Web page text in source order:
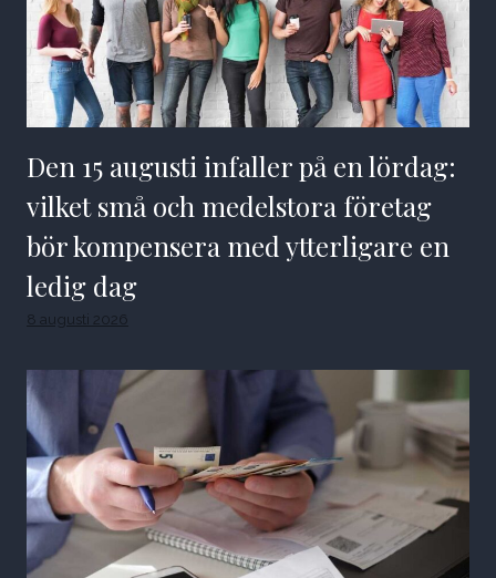
Den 15 augusti infaller på en lördag:
vilket små och medelstora företag
bör kompensera med ytterligare en
ledig dag
8 augusti 2026